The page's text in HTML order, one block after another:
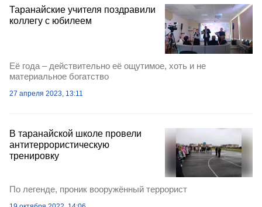
Таранайские учителя поздравили
коллегу с юбилеем
Её года – действительно её ощутимое, хоть и не
материальное богатство
27 апреля 2023, 13:11
В таранайской школе провели
антитеррористическую
тренировку
По легенде, проник вооружённый террорист